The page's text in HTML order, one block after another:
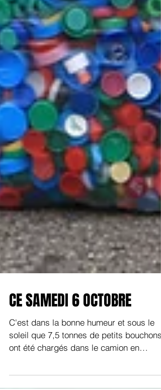
CE SAMEDI 6 OCTOBRE
C'est dans la bonne humeur et sous le
soleil que 7,5 tonnes de petits bouchons
partance pour l'usine de...